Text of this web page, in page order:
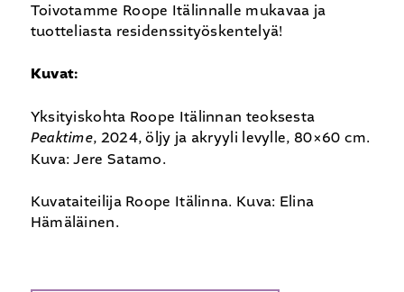
Toivotamme Roope Itälinnalle mukavaa ja
tuotteliasta residenssityöskentelyä!
Kuvat:
Yksityiskohta Roope Itälinnan teoksesta
Peaktime, 2024, öljy ja akryyli levylle, 80×60 cm.
Kuva: Jere Satamo.
Kuvataiteilija Roope Itälinna. Kuva: Elina
Hämäläinen.